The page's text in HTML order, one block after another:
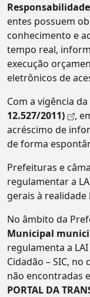
entes possuem
conhecimento e
tempo real,
execução
eletrônicos de
Com a vigência da
12.527/2011)
,
acréscimo de
de forma
Prefeituras e
regulamentar a
gerais à realidade
No âmbito da
Municipal
regulamenta a
Cidadão – SIC,
não encontradas
PORTAL DA